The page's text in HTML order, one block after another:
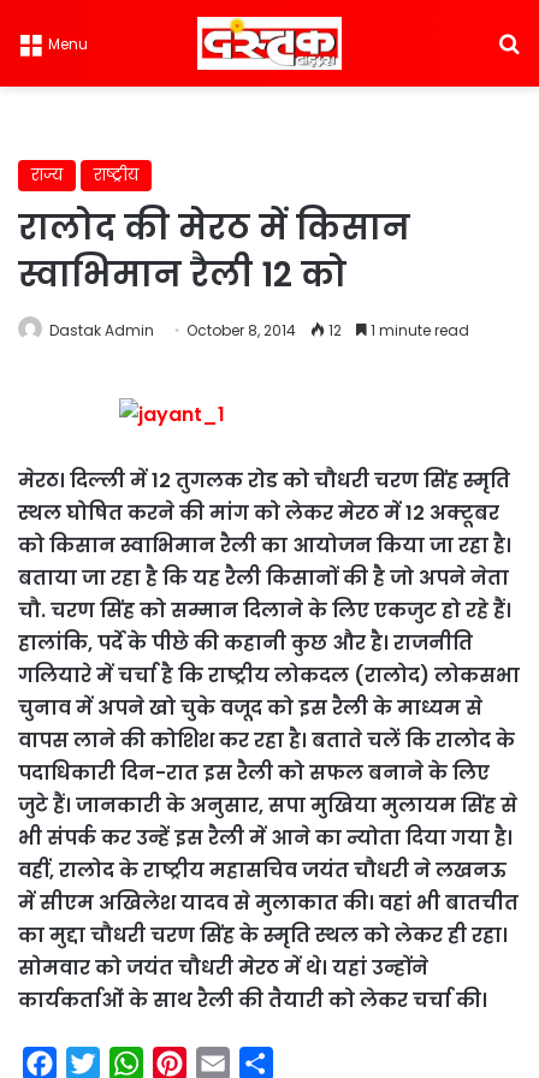
Menu
राज्य राष्ट्रीय
रालोद की मेरठ में किसान
स्वाभिमान रैली 12 को
Dastak Admin October 8, 2014 12 1 minute read
मेरठ। दिल्ली में 12 तुगलक रोड को चौधरी चरण सिंह स्मृति
स्थल घोषित करने की मांग को लेकर मेरठ में 12 अक्‍टूबर
को किसान स्वाभिमान रैली का आयोजन किया जा रहा है।
बताया जा रहा है कि यह रैली किसानों की है जो अपने नेता
चौ. चरण सिंह को सम्मान दिलाने के लिए एकजुट हो रहे हैं।
हालांकि‍, पर्दे के पीछे की कहानी कुछ और है। राजनीति
गलियारे में चर्चा है कि राष्ट्रीय लोकदल (रालोद) लोकसभा
चुनाव में अपने खो चुके वजूद को इस रैली के माध्यम से
वापस लाने की कोशिश कर रहा है। बताते चलें कि‍ रालोद के
पदाधिकारी दिन-रात इस रैली को सफल बनाने के लिए
जुटे हैं। जानकारी के अनुसार, सपा मुखिया मुलायम सिंह से
भी संपर्क कर उन्हें इस रैली में आने का न्योता दिया गया है।
वहीं, रालोद के राष्ट्रीय महासचिव जयंत चौधरी ने लखनऊ
में सीएम अखिलेश यादव से मुलाकात की। वहां भी बातचीत
का मुद्दा चौधरी चरण सिंह के स्मृति स्थल को लेकर ही रहा।
सोमवार को जयंत चौधरी मेरठ में थे। यहां उन्होंने
कार्यकर्ताओं के साथ रैली की तैयारी को लेकर चर्चा की।
W